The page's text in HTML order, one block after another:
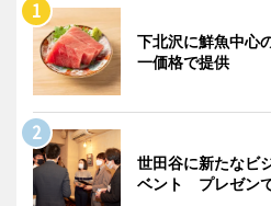
下北沢に鮮魚中心
一価格で提供
世田谷に新たなビ
ベント プレゼン